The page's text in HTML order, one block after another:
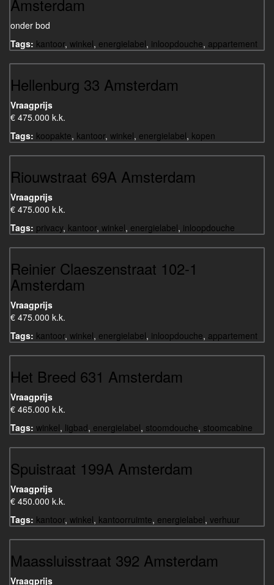
Amsterdam
onder bod
Tags: kantoor, winkel, energielabel, inloopdouche, appartement
Hellenburg 33 Amsterdam
Vraagprijs
€ 475.000 k.k.
Tags: koopakte, kantoor, winkel, energielabel, kopen
Riouwstraat 69A Amsterdam
Vraagprijs
€ 475.000 k.k.
Tags: privacy, kantoor, winkel, energielabel, inloopdouche
Reinier Claeszenstraat 102-1
Amsterdam
Vraagprijs
€ 475.000 k.k.
Tags: kantoor, winkel, energielabel, inloopdouche, appartement
Het Breed 631 Amsterdam
Vraagprijs
€ 465.000 k.k.
Tags: winkel, ligbad, energielabel, stoomdouche, stoomcabine
Spuistraat 199A Amsterdam
Vraagprijs
€ 450.000 k.k.
Tags: kantoor, winkel, kantoorruimte, energielabel, verhuur
Maassluisstraat 392 Amsterdam
Vraagprijs